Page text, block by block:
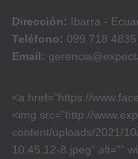
Dirección: Ibarra -
Teléfono: 099 718 4835
Email:
<a href=”https://
<img src=”http://
content/uploads/2021/
10.45.12-8.jpeg” alt=””